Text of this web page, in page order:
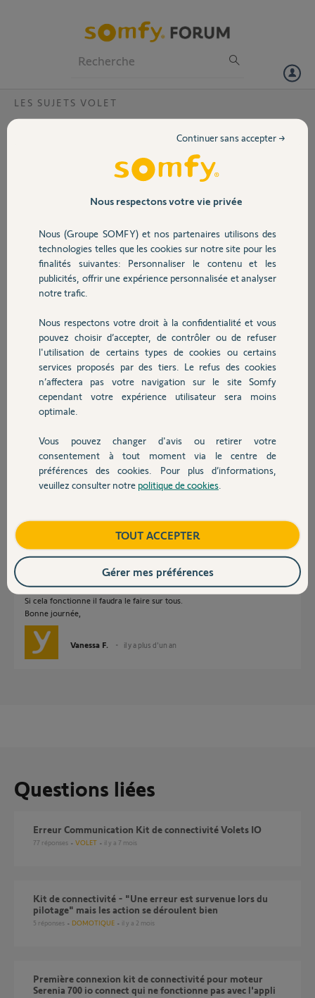
Volet
Sécurité
Domotique
Chauffage
Autres produits
Devis avec un pro
Contact
LES SUJETS VOLET
Erreur kit de connectivite ?
J'ai 9 volets roulant sur mon kit de connectivite
solaire IO sont en défaut sur l'application du kit
classiques eux n'ont pas de problème)
J'ai tout desinstallé et réinstaller et ça change
rien, j'ai déplacé la box et c'est pareil.
Le Code Pin de la box est 2112-3173-3584,
Merci,
Madjid B.
il y a plus d'un an
Réponses
Je précise que l'installation à déjà fonctionné correctement
Il va falloir supprimer un volet solaire de l'application, le remettre à zéro,
le reparamétrer et l'appairer de nouveau.
Si cela fonctionne il faudra le faire sur tous.
Bonne journée,
Vanessa F. il y a plus d'un an
Questions liées
Erreur Communication Kit de connectivité Volets IO
77 réponses VOLET il y a 7 mois
Kit de connectivité - "Une erreur est survenue lors du
pilotage" mais les action se déroulent bien
5 réponses DOMOTIQUE il y a 2 mois
Première connexion kit de connectivité pour moteur
Serenia 700 io connect qui ne fonctionne pas avec l'appli
Nous respectons votre vie privée
Nous (Groupe SOMFY) et nos partenaires utilisons des
technologies telles que les cookies sur notre site pour les
finalités suivantes: Personnaliser le contenu et les
publicités, offrir une expérience personnalisée et analyser
notre trafic.
Nous respectons votre droit à la confidentialité et vous
pouvez choisir d’accepter, de contrôler ou de refuser
l'utilisation de certains types de cookies ou certains
services proposés par des tiers. Le refus des cookies
n’affectera pas votre navigation sur le site Somfy
cependant votre expérience utilisateur sera moins
optimale.
Vous pouvez changer d'avis ou retirer votre
consentement à tout moment via le centre de
préférences des cookies. Pour plus d’informations,
veuillez consulter notre politique de cookies
Continuer sans accepter →
TOUT ACCEPTER
Gérer mes préférences